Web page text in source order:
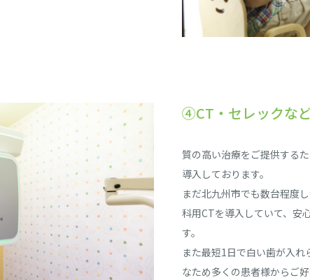
④CT・セレックな
質の高い治療をご提供する
導入しております。
まだ北九州市でも数台程度
科用CTを導入していて、安
す。
また最短1日で白い歯が入
なため多くの患者様からご